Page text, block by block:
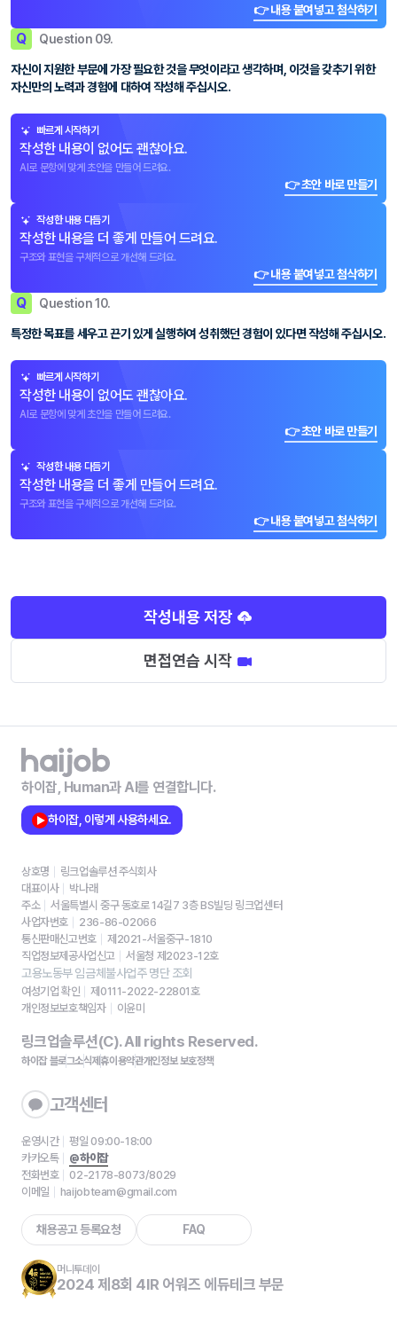
👉 내용 붙여넣고 첨삭하기
Q Question 09.
자신이 지원한 부문에 가장 필요한 것을 무엇이라고 생각하며, 이것을 갖추기 위한
자신만의 노력과 경험에 대하여 작성해 주십시오.
빠르게 시작하기
작성한 내용이 없어도 괜찮아요.
AI로 문항에 맞게 초안을 만들어 드려요.
👉 초안 바로 만들기
작성한 내용 다듬기
작성한 내용을 더 좋게 만들어 드려요.
구조와 표현을 구체적으로 개선해 드려요.
👉 내용 붙여넣고 첨삭하기
Q Question 10.
특정한 목표를 세우고 끈기 있게 실행하여 성취했던 경험이 있다면 작성해 주십시오.
빠르게 시작하기
작성한 내용이 없어도 괜찮아요.
AI로 문항에 맞게 초안을 만들어 드려요.
👉 초안 바로 만들기
작성한 내용 다듬기
작성한 내용을 더 좋게 만들어 드려요.
구조와 표현을 구체적으로 개선해 드려요.
👉 내용 붙여넣고 첨삭하기
작성내용 저장
면접연습 시작
하이잡, Human과 AI를 연결합니다.
하이잡, 이렇게 사용하세요.
상호명
링크업솔루션 주식회사
대표이사
박나래
주소
서울특별시 중구 동호로 14길7 3층 BS빌딩 링크업센터
사업자번호
236-86-02066
통신판매신고번호
제2021-서울중구-1810
직업정보제공사업신고
서울청 제2023-12호
고용노동부 임금체불사업주 명단 조회
여성기업 확인
제0111-2022-22801호
개인정보보호책임자
이윤미
링크업솔루션(C). All rights Reserved.
하이잡 블로그소식제휴이용약관개인정보 보호정책
고객센터
운영시간
평일 09:00-18:00
카카오톡
@하이잡
전화번호
02-2178-8073/8029
이메일
haijobteam@gmail.com
채용공고 등록요청 FAQ
머니투데이
2024 제8회 4IR 어워즈 에듀테크 부문